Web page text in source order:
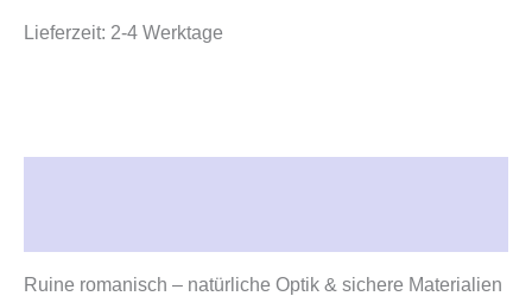
Lieferzeit: 2-4 Werktage
Ruine romanisch – natürliche Optik & sichere Materialien